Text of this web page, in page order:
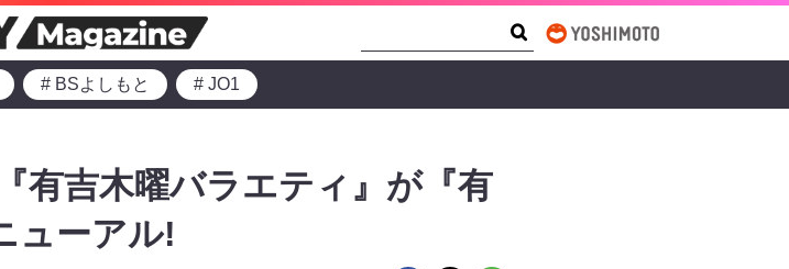
# BSよしもと # JO1
有吉木曜バラエティ』が『有
ューアル!